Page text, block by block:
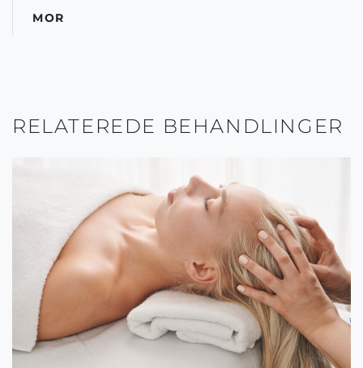
MOR
RELATEREDE BEHANDLINGER